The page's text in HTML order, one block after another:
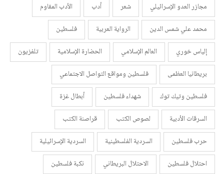
مجازر العدو الإسرائيلي
شعر أدب
الأدب المقاوم
محمد علي شمس الدين
الرواية العربية
فلسطين
إلياس خوري
العالم الإسلامي الحضارة الإسلامية
تلفزيون
بريطانيا العظمى
فلسطين ومواقع التواصل الاجتماعي
فلسطين وتيك توك
شهداء فلسطين
أبطال غزة
السرقات الأدبية
لصوص الكتب
قراصنة الكتب
حرب فلسطين
السردية الفلسطينية
السردية الإسرائيلية
احتلال فلسطين
الاحتلال البريطاني
نكبة فلسطين